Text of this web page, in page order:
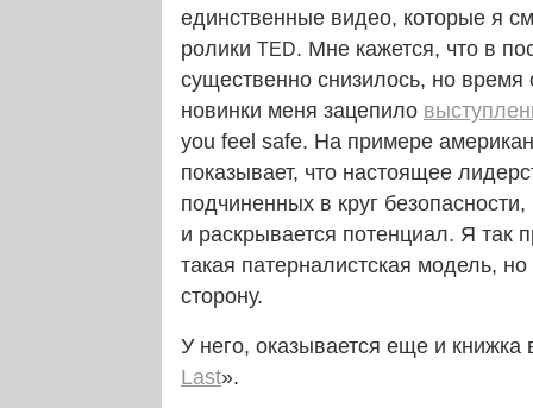
единственные видео, которые я
ролики TED. Мне кажется, что в
существенно снизилось, но
новинки меня зацепило
you feel safe. На примере
показывает, что настоящее
подчиненных в круг безопасности,
и раскрывается потенциал. Я так
такая патерналистская модель,
сторону.
У него, оказывается еще и
Last».